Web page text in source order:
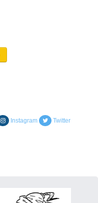
Instagram Twitter